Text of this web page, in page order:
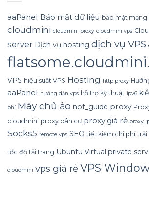
aaPanel Bảo mật dữ liệu bảo mật mạng
cloudmini cloudmini proxy cloudmini vps
server Dịch vụ hosting dịch vụ VPS
VPS hiệu suất VPS Hosting http proxy
aaPanel hướng dẫn vps hỗ trợ kỹ thuật ipv6
phí Máy chủ ảo not_guide proxy
cloudmini proxy dân cư proxy giá rẻ proxy
Socks5 remote vps SEO tiết kiệm chi phí trải
tốc độ tải trang Ubuntu Virtual private
cloudmini vps giá rẻVPS